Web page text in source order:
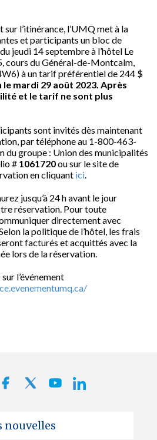
sur l’itinérance, l’UMQ met à la
et participants un bloc de
jeudi 14 septembre à l’hôtel Le
cours du Général-de-Montcalm,
à un tarif préférentiel de 244 $
le mardi 29 août 2023. Après
et le tarif ne sont plus
sont invités dès maintenant
par téléphone au 1-800-463-
du groupe : Union des municipalités
# 1061720ou sur le site de
en cliquant ici.
jusqu’à 24 h avant le jour
réservation. Pour toute
directement avec
la politique de l’hôtel, les frais
facturés et acquittés avec la
lors de la réservation.
l’événement
nouvelles